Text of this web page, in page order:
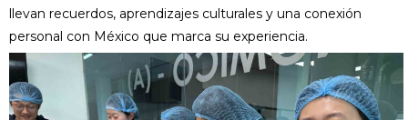
llevan recuerdos, aprendizajes culturales y una conexión
personal con México que marca su experiencia.